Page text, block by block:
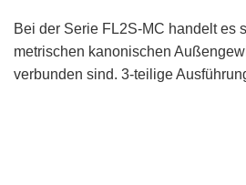
Bei der Serie FL2S-MC handelt es
metrischen kanonischen
verbunden sind. 3-teilige